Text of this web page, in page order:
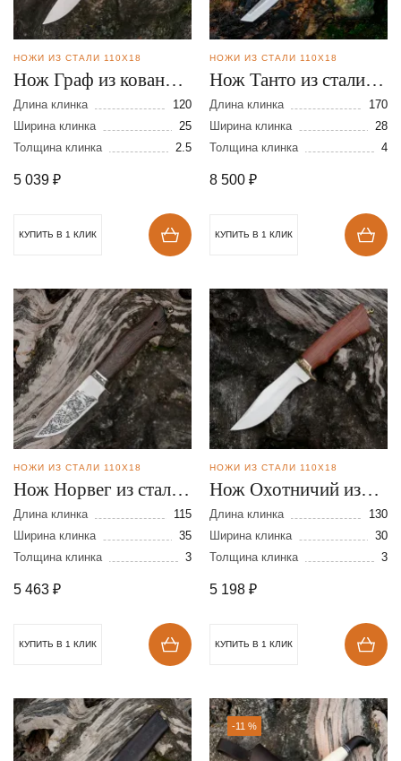
НОЖИ ИЗ СТАЛИ 110Х18
Нож Граф из кованой
стали 110х18
Длина клинка
120
Ширина клинка
25
Толщина клинка
2.5
5 039 ₽
КУПИТЬ В 1 КЛИК
НОЖИ ИЗ СТАЛИ 110Х18
Нож Танто из стали
110Х18
Длина клинка
170
Ширина клинка
28
Толщина клинка
4
8 500 ₽
КУПИТЬ В 1 КЛИК
НОЖИ ИЗ СТАЛИ 110Х18
Нож Норвег из стали
110х18
Длина клинка
115
Ширина клинка
35
Толщина клинка
3
5 463 ₽
КУПИТЬ В 1 КЛИК
НОЖИ ИЗ СТАЛИ 110Х18
Нож Охотничий из
стали 110х18
Длина клинка
130
Ширина клинка
30
Толщина клинка
3
5 198 ₽
КУПИТЬ В 1 КЛИК
-11 %